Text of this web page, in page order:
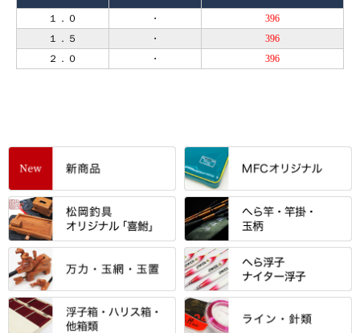
１．０ ・
396
１．５
・
396
２．０
・ 396
すべて
「雅（みやび）」シリーズ・エ
ントＰＬＵＳシリーズ
エントラント・ＳＰＷシリーズ
スモールクロコダイルシリーズ
すべて
「至高」シリーズ
万力付お膳
すべて
シマノ
ダイワ
すべて すべて